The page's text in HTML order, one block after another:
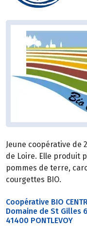
Jeune coopérative de
de Loire. Elle produit
pommes de terre,
courgettes BIO.
Coopérative BIO
Domaine de St Gilles
41400 PONTLEVOY